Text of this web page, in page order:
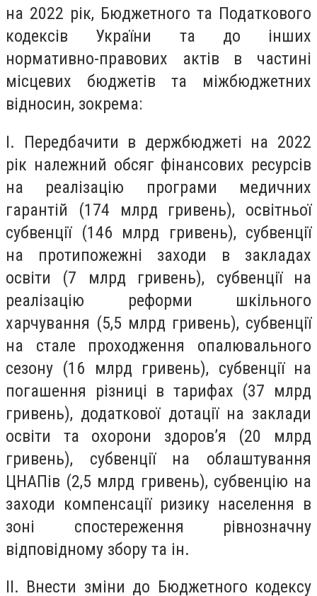
на 2022 рік, Бюджетного та Податкового
кодексів України та до інших
нормативно-правових актів в частині
місцевих бюджетів та міжбюджетних
відносин, зокрема:
І. Передбачити в держбюджеті на 2022
рік належний обсяг фінансових ресурсів
на реалізацію програми медичних
гарантій (174 млрд гривень), освітньої
субвенції (146 млрд гривень), субвенції
на протипожежні заходи в закладах
освіти (7 млрд гривень), субвенції на
реалізацію реформи шкільного
харчування (5,5 млрд гривень), субвенції
на стале проходження опалювального
сезону (16 млрд гривень), субвенції на
погашення різниці в тарифах (37 млрд
гривень), додаткової дотації на заклади
освіти та охорони здоров’я (20 млрд
гривень), субвенції на облаштування
ЦНАПів (2,5 млрд гривень), субвенцію на
заходи компенсації ризику населення в
зоні спостереження рівнозначну
відповідному збору та ін.
ІІ. Внести зміни до Бюджетного кодексу